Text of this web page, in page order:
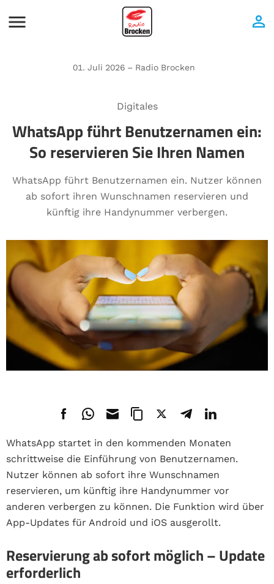
01. Juli 2026 – Radio Brocken
Digitales
WhatsApp führt Benutzernamen ein:
So reservieren Sie Ihren Namen
WhatsApp führt Benutzernamen ein. Nutzer können
ab sofort ihren Wunschnamen reservieren und
künftig ihre Handynummer verbergen.
WhatsApp startet in den kommenden Monaten
schrittweise die Einführung von Benutzernamen.
Nutzer können ab sofort ihre Wunschnamen
reservieren, um künftig ihre Handynummer vor
anderen verbergen zu können. Die Funktion wird über
App-Updates für Android und iOS ausgerollt.
Reservierung ab sofort möglich – Update
erforderlich